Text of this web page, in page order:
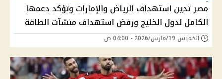
مصر تدين استهداف الرياض والإمارات وتؤكد دعمها
الكامل لدول الخليج ورفض استهداف منشآت الطاقة
الخميس 19/مارس/2026 - 04:00 ص